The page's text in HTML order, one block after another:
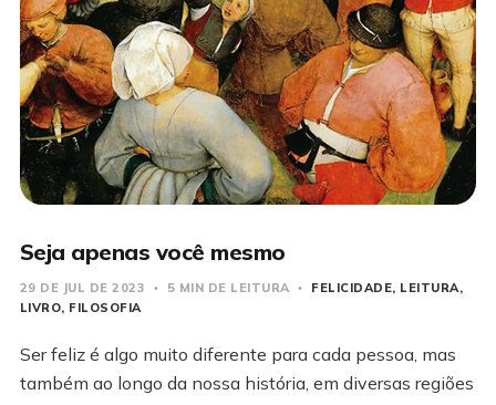
Seja apenas você mesmo
29 DE JUL DE 2023 5 MIN DE LEITURA FELICIDADE LEITURA
LIVRO FILOSOFIA
Ser feliz é algo muito diferente para cada pessoa, mas
também ao longo da nossa história, em diversas regiões